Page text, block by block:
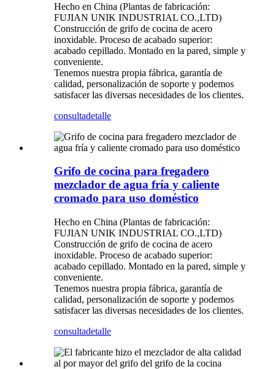
Hecho en China (Plantas de fabricación:
FUJIAN UNIK INDUSTRIAL CO.,LTD)
Construcción de grifo de cocina de acero
inoxidable. Proceso de acabado superior:
acabado cepillado. Montado en la pared, simple y
conveniente.
Tenemos nuestra propia fábrica, garantía de
calidad, personalización de soporte y podemos
satisfacer las diversas necesidades de los clientes.
consultadetalle
Grifo de cocina para fregadero
mezclador de agua fría y caliente
cromado para uso doméstico
Hecho en China (Plantas de fabricación:
FUJIAN UNIK INDUSTRIAL CO.,LTD)
Construcción de grifo de cocina de acero
inoxidable. Proceso de acabado superior:
acabado cepillado. Montado en la pared, simple y
conveniente.
Tenemos nuestra propia fábrica, garantía de
calidad, personalización de soporte y podemos
satisfacer las diversas necesidades de los clientes.
consultadetalle